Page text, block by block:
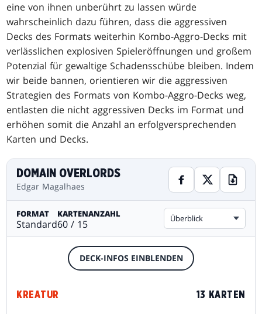
eine von ihnen unberührt zu lassen würde
wahrscheinlich dazu führen, dass die aggressiven
Decks des Formats weiterhin Kombo-Aggro-Decks mit
verlässlichen explosiven Spieleröffnungen und großem
Potenzial für gewaltige Schadensschübe bleiben. Indem
wir beide bannen, orientieren wir die aggressiven
Strategien des Formats von Kombo-Aggro-Decks weg,
entlasten die nicht aggressiven Decks im Format und
erhöhen somit die Anzahl an erfolgversprechenden
Karten und Decks.
DOMAIN OVERLORDS
Edgar Magalhaes
FORMAT
Standard
KARTENANZAHL
60 / 15 Überblick
DECK-INFOS EINBLENDEN
KREATUR 13 KARTEN